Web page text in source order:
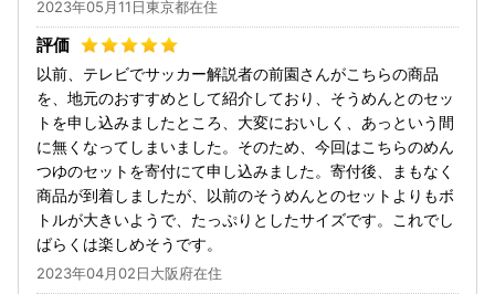
2023年05月11日東京都在住
以前、テレビでサッカー解説者の前園さんがこちらの商品
を、地元のおすすめとして紹介しており、そうめんとのセッ
トを申し込みましたところ、大変においしく、あっという間
に無くなってしまいました。そのため、今回はこちらのめん
つゆのセットを寄付にて申し込みました。寄付後、まもなく
商品が到着しましたが、以前のそうめんとのセットよりもボ
トルが大きいようで、たっぷりとしたサイズです。これでし
ばらくは楽しめそうです。
2023年04月02日大阪府在住